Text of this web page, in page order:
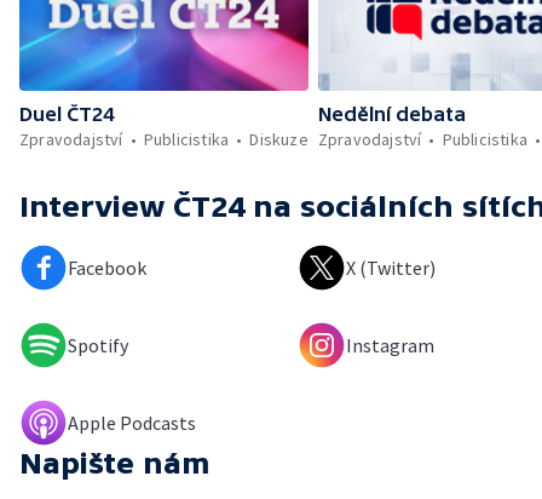
Duel ČT24
Zpravodajství
Publicistika Diskuze
Nedělní debata
Zpravodajství
Publicistika
Interview ČT24 na sociálních
Facebook X (Twitter)
Spotify Instagram
Apple Podcasts
Napište nám